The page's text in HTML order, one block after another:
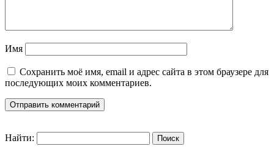
Имя
Сохранить моё имя, email и адрес сайта в этом браузере для
последующих моих комментариев.
Найти: